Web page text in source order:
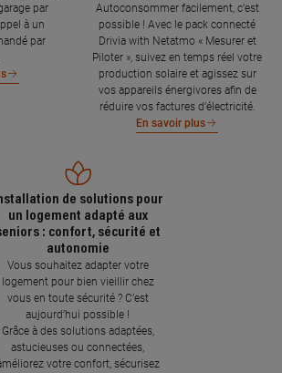
par
à un
par
Autoconsommer facilement, c’est
possible ! Avec le pack connecté
Drivia with Netatmo « Mesurer et
Piloter », suivez en temps réel votre
production solaire et agissez sur
vos appareils énergivores afin de
réduire vos factures d’électricité.
En savoir plus
de solutions pour
un logement adapté aux
: confort, sécurité et
autonomie
Vous souhaitez adapter votre
logement pour bien vieillir chez
vous en toute sécurité ? C’est
aujourd’hui possible !
Grâce à des solutions adaptées,
astucieuses ou connectées,
votre confort, sécurisez